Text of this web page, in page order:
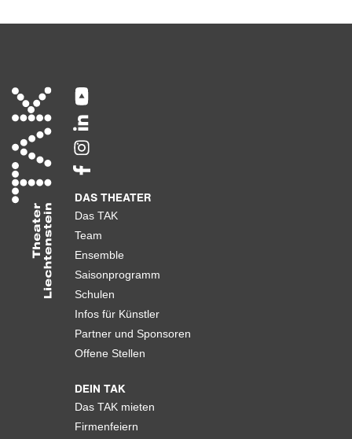
DAS THEATER
Das TAK
Team
Ensemble
Saisonprogramm
Schulen
Infos für Künstler
Partner und Sponsoren
Offene Stellen
DEIN TAK
Das TAK mieten
Firmenfeiern